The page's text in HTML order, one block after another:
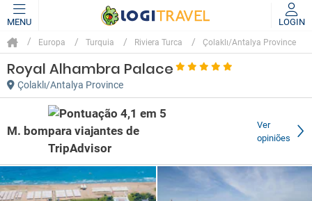
MENU LOGIN
Europa Turquia Riviera Turca Çolaklı/Antalya Province
Royal Alhambra Palace
Çolaklı/Antalya Province
M. bom
Ver
opiniões